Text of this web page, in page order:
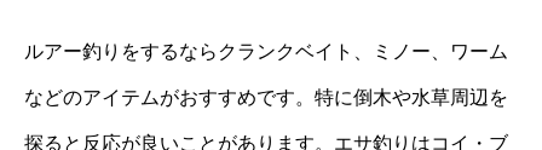
ルアー釣りをするならクランクベイト、ミノー、ワーム
などのアイテムがおすすめです。特に倒木や水草周辺を
探ると反応が良いことがあります。エサ釣りはコイ・ブ